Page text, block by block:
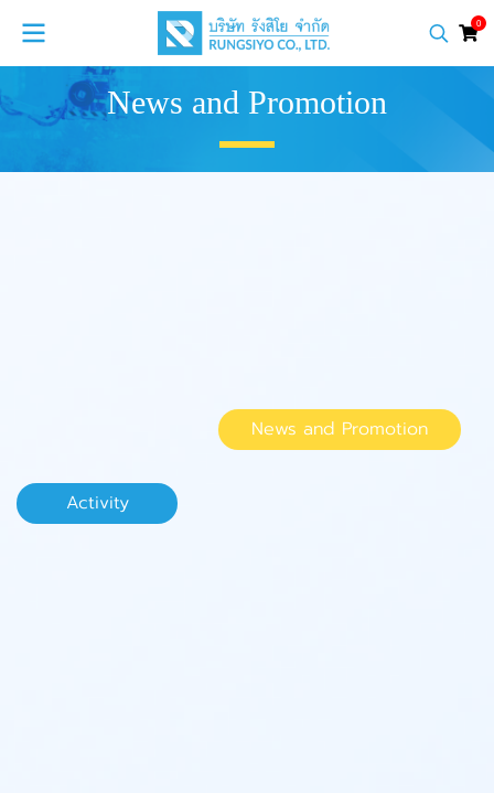
0
News and Promotion
News and Promotion
Activity